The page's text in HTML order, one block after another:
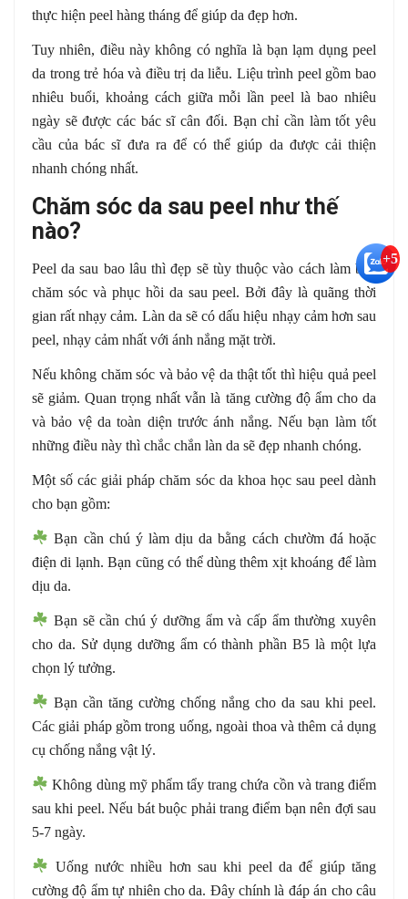
thực hiện peel hàng tháng để giúp da đẹp hơn.
Tuy nhiên, điều này không có nghĩa là bạn lạm dụng peel
da trong trẻ hóa và điều trị da liễu. Liệu trình peel gồm bao
nhiêu buổi, khoảng cách giữa mỗi lần peel là bao nhiêu
ngày sẽ được các bác sĩ cân đối. Bạn chỉ cần làm tốt yêu
cầu của bác sĩ đưa ra để có thể giúp da được cải thiện
nhanh chóng nhất.
Chăm sóc da sau peel như thế
nào?
Peel da sau bao lâu thì đẹp sẽ tùy thuộc vào cách làm bạn
chăm sóc và phục hồi da sau peel. Bởi đây là quãng thời
gian rất nhạy cảm. Làn da sẽ có dấu hiệu nhạy cảm hơn sau
peel, nhạy cảm nhất với ánh nắng mặt trời.
Nếu không chăm sóc và bảo vệ da thật tốt thì hiệu quả peel
sẽ giảm. Quan trọng nhất vẫn là tăng cường độ ẩm cho da
và bảo vệ da toàn diện trước ánh nắng. Nếu bạn làm tốt
những điều này thì chắc chắn làn da sẽ đẹp nhanh chóng.
Một số các giải pháp chăm sóc da khoa học sau peel dành
cho bạn gồm:
Bạn cần chú ý làm dịu da bằng cách chườm đá hoặc
điện di lạnh. Bạn cũng có thể dùng thêm xịt khoáng để làm
dịu da.
Bạn sẽ cần chú ý dưỡng ẩm và cấp ẩm thường xuyên
cho da. Sử dụng dưỡng ẩm có thành phần B5 là một lựa
chọn lý tưởng.
Bạn cần tăng cường chống nắng cho da sau khi peel.
Các giải pháp gồm trong uống, ngoài thoa và thêm cả dụng
cụ chống nắng vật lý.
Không dùng mỹ phẩm tẩy trang chứa cồn và trang điểm
sau khi peel. Nếu bát buộc phải trang điểm bạn nên đợi sau
5-7 ngày.
Uống nước nhiều hơn sau khi peel da để giúp tăng
cường độ ẩm tự nhiên cho da. Đây chính là đáp án cho câu
+5